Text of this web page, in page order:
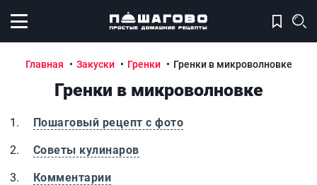
Открыть меню
Главная Закуски Гренки Гренки в микроволновке
Гренки в микроволновке
Пошаговый рецепт с фото
Советы кулинаров
Комментарии